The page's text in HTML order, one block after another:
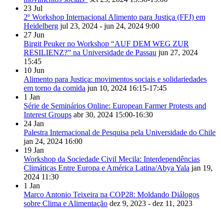
23 Jul
2º Workshop Internacional Alimento para Justiça (FFJ) em
Heidelberg jul 23, 2024 - jun 24, 2024 9:00
27 Jun
Birgit Peuker no Workshop “AUF DEM WEG ZUR
RESILIENZ?” na Universidade de Passau jun 27, 2024
15:45
10 Jun
Alimento para Justiça: movimentos sociais e solidariedades
em torno da comida jun 10, 2024 16:15-17:45
1 Jan
Série de Seminários Online: European Farmer Protests and
Interest Groups abr 30, 2024 15:00-16:30
24 Jan
Palestra Internacional de Pesquisa pela Universidade do Chile
jan 24, 2024 16:00
19 Jan
Workshop da Sociedade Civil Mecila: Interdependências
Climáticas Entre Europa e América Latina/Abya Yala jan 19,
2024 11:30
1 Jan
Marco Antonio Teixeira na COP28: Moldando Diálogos
sobre Clima e Alimentação dez 9, 2023 - dez 11, 2023